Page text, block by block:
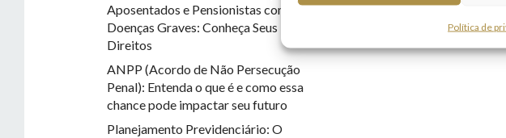
Política de
Aposentados e Pensionistas com
Doenças Graves: Conheça Seus
Direitos
ANPP (Acordo de Não Persecução
Penal): Entenda o que é e como essa
chance pode impactar seu futuro
Planejamento Previdenciário: O